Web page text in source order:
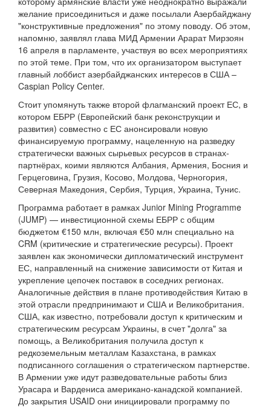
желание присоединиться и даже посылали Азербайджану
"конструктивные предложения" по этому поводу. Об этом,
напомню, заявлял глава МИД Армении Арарат Мирзоян
16 апреля в парламенте, участвуя во всех мероприятиях
по этой теме. При том, что их организатором выступает
главный лоббист азербайджанских интересов в США –
Caspian Policy Center.
Стоит упомянуть также второй флагманский проект ЕС, в
котором ЕБРР (Европейский банк реконструкции и
развития) совместно с ЕС анонсировали новую
финансируемую программу, нацеленную на разведку
стратегически важных сырьевых ресурсов в странах-
партнёрах, коими являются Албания, Армения, Босния и
Герцеговина, Грузия, Косово, Молдова, Черногория,
Северная Македония, Сербия, Турция, Украина, Тунис.
Программа работает в рамках Junior Mining Programme
(JUMP) — инвестиционной схемы ЕБРР с общим
бюджетом €150 млн, включая €50 млн специально на
CRM (критические и стратегические ресурсы). Проект
заявлен как экономически дипломатический инструмент
ЕС, направленный на снижение зависимости от Китая и
укрепление цепочек поставок в соседних регионах.
Аналогичные действия в плане противодействия Китаю в
этой отрасли предпринимают и США и Великобритания.
США, как известно, потребовали доступ к критическим и
стратегическим ресурсам Украины, в счет "долга" за
помощь, а Великобритания получила доступ к
редкоземельным металлам Казахстана, в рамках
подписанного соглашения о стратегическом партнерстве.
В Армении уже идут разведовательные работы близ
Урасара и Вардениса американо-канадской компанией.
До закрытия USAID они инициировали программу по